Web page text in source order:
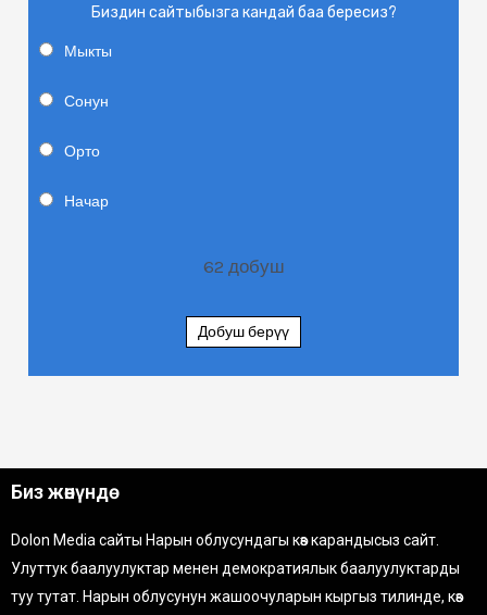
Биздин сайтыбызга кандай баа бересиз?
Мыкты
Сонун
Орто
Начар
62 добуш
Добуш берүү
Биз жөнүндө
Dolon Media сайты Нарын облусундагы көз карандысыз сайт.
Улуттук баалуулуктар менен демократиялык баалуулуктарды
туу тутат. Нарын облусунун жашоочуларын кыргыз тилинде, көз